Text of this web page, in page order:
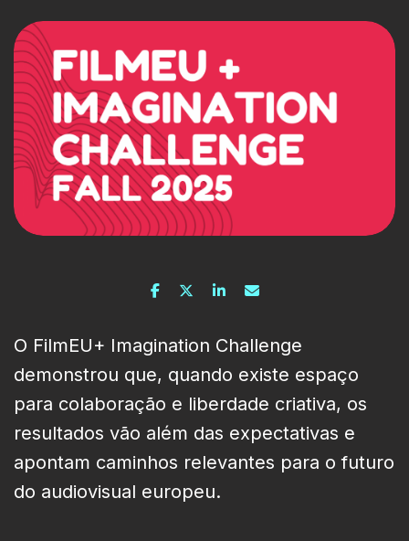
O FilmEU+ Imagination Challenge
demonstrou que, quando existe espaço
para colaboração e liberdade criativa, os
resultados vão além das expectativas e
apontam caminhos relevantes para o futuro
do audiovisual europeu.